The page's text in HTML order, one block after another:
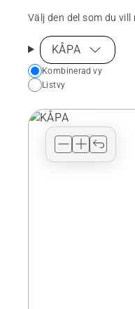
Välj den del som du vill
KÅPA
Choose
your
view
Kombinerad vy
Listvy